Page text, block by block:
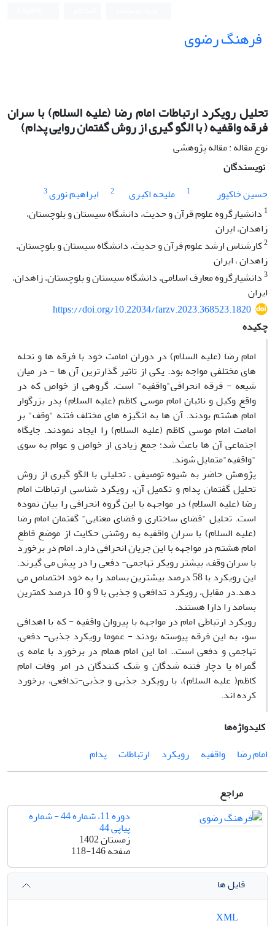
فرهنگ رضوی
تحلیل رویکرد ارتباطات امام رضا (علیه السلام) با سران
فرقه واقفیه ( با الگو گیری از روش گفتمان روایی پدام)
نوع مقاله : مقاله پژوهشی
نویسندگان
حسین خاکپور
1 ملیحه اکبری 2 ابراهیم نوری3
1 دانشیارگروه علوم قرآن و حدیث، دانشگاه سیستان و بلوچستان،
زاهدان، ایران
2کارشناس ارشد علوم فرآن و حدیث، دانشگاه سیستان و بلوچستان،
زاهدان ، ایران
3دانشیارگروه معارف اسلامی، دانشگاه سیستان و بلوچستان، زاهدان،
ایران
https://doi.org/10.22034/farzv.2023.368523.1820
چکیده
امام رضا (علیه السلام) در دوران امامت خود با فرقه ها و نحله
های مختلفی مواجه بود. یکی از تاثیر گذارترین آن ها - در میان
شیعه - فرقه انحرافی"واقفیه" است. گروهی از خواص که در
واقع وکیل و نائبان امام موسی کاظم (علیه السلام) پدر بزرگوار
امام هشتم بودند. آن ها به انگیزه های مختلف فتنه "وقف" بر
امامت امام موسی کاظم (علیه السلام) را ایجاد نمودند. جایگاه
اجتماعی آن ها باعث شد؛ جمع زیادی از خواص و عوام به سوی
"واقفیه"متمایل شوند.
پژوهش حاضر به شیوه توصیفی – تحلیلی با الگو گیری از روش
تحلیل گفتمان پدام و تکمیل آن، رویکرد شناسی ارتباطات امام
رضا (علیه السلام) در مواجهه با این گروه انحرافی را بیان نموده
است. تحلیل "فضای ساختاری و فضای معنایی" گفتمان امام رضا
(علیه السلام) با سران واقفیه به روشنی حکایت از موضع قاطع
امام هشتم در مواجهه با این جریان انحرافی دارد. امام در برخورد
با سران وقف، بیشتر رویکر تهاجمی- دفعی را در پیش می گیرند.
این رویکرد با 58 درصد بیشترین بسامد را به خود اختصاص می
دهد.در مقابل، رویکرد تدافعی و جذبی با 9 و 10 درصد کمترین
بسامد را دارا هستند.
رویکرد ارتباطی امام در مواجهه با پیروان واقفیه - که با اهدافی
سوء به این فرقه پیوسته بودند - عموما رویکرد جذبی- دفعی،
تهاجمی و دفعی است.. اما این امام همام در برخورد با عامه ی
گمراه یا دچار فتنه شدگان و شک کنندگان در امر وفات امام
کاظم( علیه السلام)، با رویکرد جذبی و جذبی-تدافعی، برخورد
کرده اند.
کلیدواژه‌ها
امام رضا
واقفیه رویکرد ارتباطات پدام
مراجع
دوره 11، شماره 44 - شماره
پیاپی 44
زمستان 1402
صفحه118-146
فایل ها